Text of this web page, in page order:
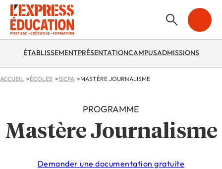
ÉTABLISSEMENTPRÉSENTATIONCAMPUSADMISSIONS
ACCUEIL ÉCOLES ISCPA MASTÈRE JOURNALISME
PROGRAMME
Mastère Journalisme
Demander une documentation gratuite